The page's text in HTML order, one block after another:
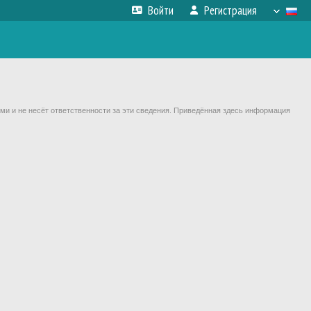
Войти Регистрация
и не несёт ответственности за эти сведения. Приведённая здесь информация